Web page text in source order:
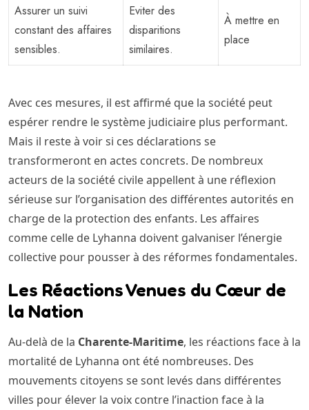
Assurer un suivi
constant des affaires
sensibles.
Eviter des
disparitions
similaires.
À mettre en
place
Avec ces mesures, il est affirmé que la société peut
espérer rendre le système judiciaire plus performant.
Mais il reste à voir si ces déclarations se
transformeront en actes concrets. De nombreux
acteurs de la société civile appellent à une réflexion
sérieuse sur l’organisation des différentes autorités en
charge de la protection des enfants. Les affaires
comme celle de Lyhanna doivent galvaniser l’énergie
collective pour pousser à des réformes fondamentales.
Les Réactions Venues du Cœur de
la Nation
Au-delà de la Charente-Maritime, les réactions face à la
mortalité de Lyhanna ont été nombreuses. Des
mouvements citoyens se sont levés dans différentes
villes pour élever la voix contre l’inaction face à la